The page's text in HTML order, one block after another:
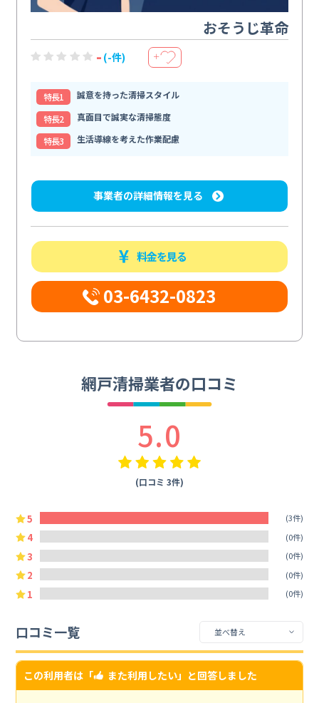
おそうじ革命
- (-件) ＋
特⻑1
誠意を持った清掃スタイル
特⻑2
真面目で誠実な清掃態度
特⻑3
生活導線を考えた作業配慮
事業者の詳細情報を見る
料金を見る
03-6432-0823
網戸清掃業者の口コミ
5.0
(口コミ 3件)
5 (3件)
4 (0件)
3 (0件)
2 (0件)
1 (0件)
口コミ一覧
この利用者は「 また利用したい」と回答しました